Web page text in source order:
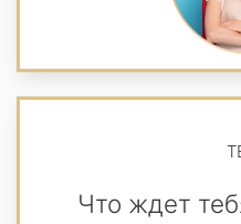
Что ждет